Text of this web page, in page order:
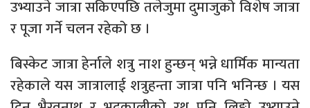
उभ्याउने जात्रा सकिएपछि तलेजुमा दुमाजुको विशेष जात्रा
र पूजा गर्ने चलन रहेको छ ।
बिस्केट जात्रा हेर्नाले शत्रु नाश हुन्छन् भन्ने धार्मिक मान्यता
रहेकाले यस जात्रालाई शत्रुहन्ता जात्रा पनि भनिन्छ । यस